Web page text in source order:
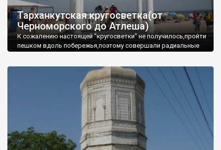
Тарханкутская кругосветка(от
Черноморского до Атлеша)
К сожалению настоящей "кругосветки" не получилось,пройти
пешком вдоль побережья,поэтому совершали радиальные